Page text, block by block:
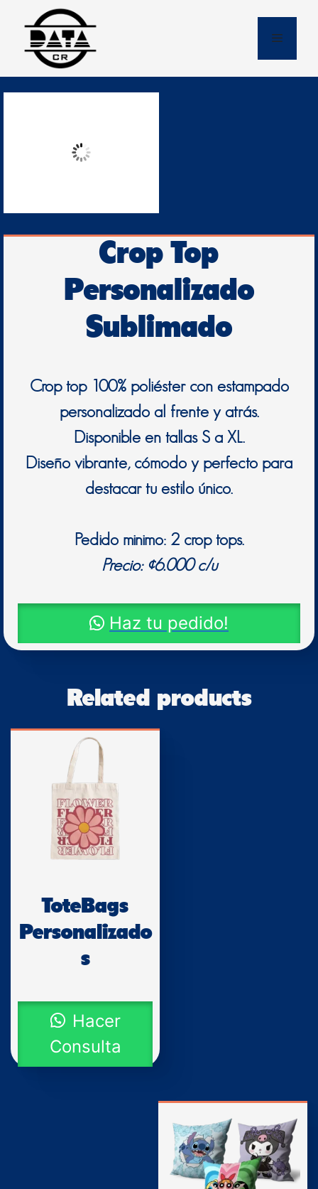
content
Menu
Crop Top
Personalizado
Sublimado
Crop top 100% poliéster con estampado
personalizado al frente y atrás.
Disponible en tallas S a XL.
Diseño vibrante, cómodo y perfecto para
destacar tu estilo único.
Pedido minimo: 2 crop tops.
Precio: ¢6.000 c/u
Haz tu pedido!
Related products
ToteBags
Personalizado
s
Hacer
Consulta